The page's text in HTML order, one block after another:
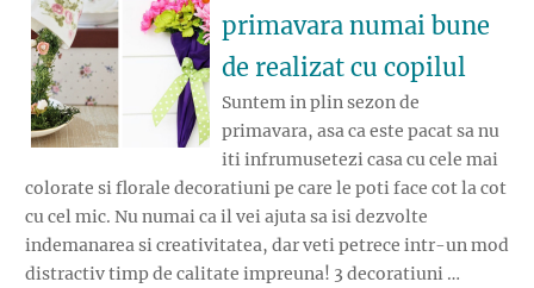
primavara numai bune
de realizat cu copilul
Suntem in plin sezon de
primavara, asa ca este pacat sa nu
iti infrumusetezi casa cu cele mai
colorate si florale decoratiuni pe care le poti face cot la cot
cu cel mic. Nu numai ca il vei ajuta sa isi dezvolte
indemanarea si creativitatea, dar veti petrece intr-un mod
distractiv timp de calitate impreuna! 3 decoratiuni …